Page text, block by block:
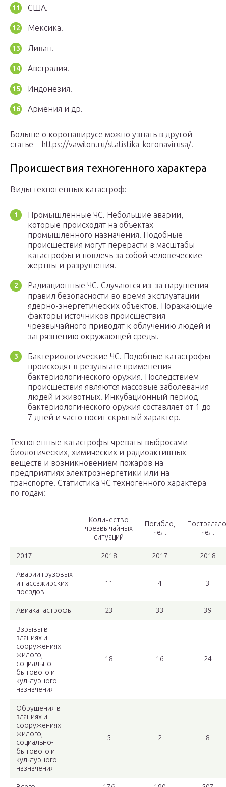
США.
Мексика.
Ливан.
Австралия.
Индонезия.
Армения и др.
Больше о коронавирусе можно узнать в другой
статье – https://vawilon.ru/statistika-koronavirusa/.
Происшествия техногенного характера
Виды техногенных катастроф:
Промышленные ЧС. Небольшие аварии,
которые происходят на объектах
промышленного назначения. Подобные
происшествия могут перерасти в масштабы
катастрофы и повлечь за собой человеческие
жертвы и разрушения.
Радиационные ЧС. Случаются из-за нарушения
правил безопасности во время эксплуатации
ядерно-энергетических объектов. Поражающие
факторы источников происшествия
чрезвычайного приводят к облучению людей и
загрязнению окружающей среды.
Бактериологические ЧС. Подобные катастрофы
происходят в результате применения
бактериологического оружия. Последствием
происшествия являются массовые заболевания
людей и животных. Инкубационный период
бактериологического оружия составляет от 1 до
7 дней и часто носит скрытый характер.
Техногенные катастрофы чреваты выбросами
биологических, химических и радиоактивных
веществ и возникновением пожаров на
предприятиях электроэнергетики или на
транспорте. Статистика ЧС техногенного характера
по годам:
Количество
чрезвычайных
ситуаций
Погибло,
чел.
чел.
2017 2018 2017 2018
Аварии грузовых
и пассажирских
поездов
11 4 3
Авиакатастрофы 23 33 39
Взрывы в
зданиях и
сооружениях
жилого,
социально-
бытового и
культурного
назначения
18 16 24
Обрушения в
зданиях и
сооружениях
жилого,
социально-
бытового и
культурного
назначения
5 2 8